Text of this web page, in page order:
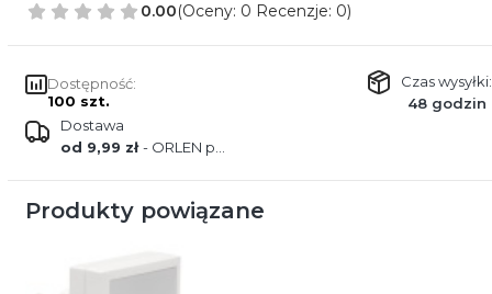
0.00(Oceny: 0 Recenzje: 0)
Dostępność:
100 szt.
Czas wysyłki:
48 godzin
Dostawa
od 9,99 zł- ORLEN paczka
Produkty powiązane